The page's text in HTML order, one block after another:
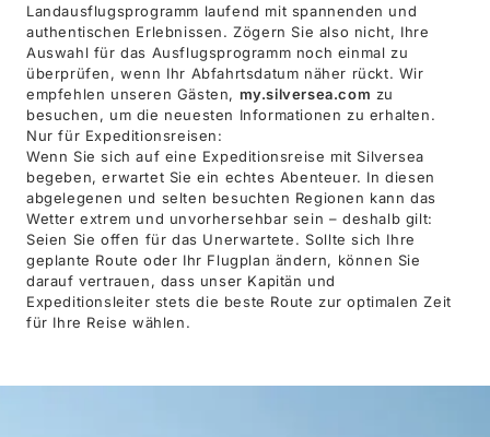
Landausflugsprogramm laufend mit spannenden und
authentischen Erlebnissen. Zögern Sie also nicht, Ihre
Auswahl für das Ausflugsprogramm noch einmal zu
überprüfen, wenn Ihr Abfahrtsdatum näher rückt. Wir
empfehlen unseren Gästen, my.silversea.com zu
besuchen, um die neuesten Informationen zu erhalten.
Nur für Expeditionsreisen:
Wenn Sie sich auf eine Expeditionsreise mit Silversea
begeben, erwartet Sie ein echtes Abenteuer. In diesen
abgelegenen und selten besuchten Regionen kann das
Wetter extrem und unvorhersehbar sein – deshalb gilt:
Seien Sie offen für das Unerwartete. Sollte sich Ihre
geplante Route oder Ihr Flugplan ändern, können Sie
darauf vertrauen, dass unser Kapitän und
Expeditionsleiter stets die beste Route zur optimalen Zeit
für Ihre Reise wählen.